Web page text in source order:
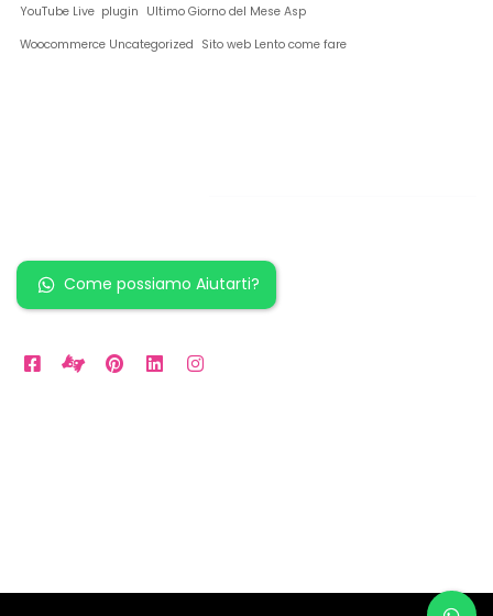
YouTube Live plugin Ultimo Giorno del Mese Asp
Woocommerce Uncategorized Sito web Lento come fare
Come possiamo Aiutarti?